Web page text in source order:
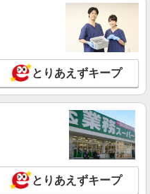
とりあえずキープ
とりあえずキープ